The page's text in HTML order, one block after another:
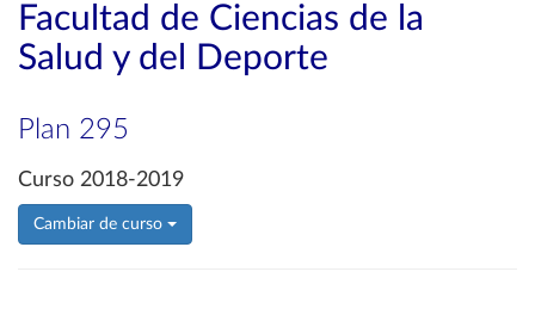
Facultad de Ciencias de la
Salud y del Deporte
Plan 295
Curso 2018-2019
Cambiar de curso